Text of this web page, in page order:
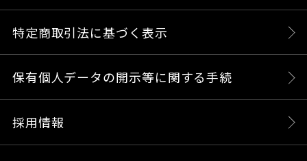
特定商取引法に基づく表示
保有個人データの開示等に関する手続
採用情報